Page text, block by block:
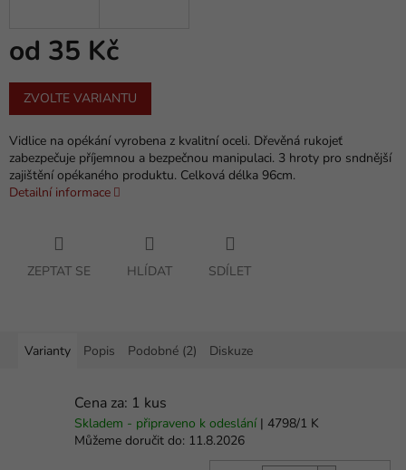
od 35 Kč
Měrná
cena:
ZVOLTE VARIANTU
Vidlice na opékání vyrobena z kvalitní oceli. Dřevěná rukojeť
zabezpečuje příjemnou a bezpečnou manipulaci. 3 hroty pro sndnější
zajištění opékaného produktu. Celková délka 96cm.
Detailní informace
ZEPTAT SE HLÍDAT SDÍLET
Varianty Popis Podobné (2) Diskuze
Cena za: 1 kus
Skladem - připraveno k odeslání | 4798/1 K
Můžeme doručit do: 11.8.2026